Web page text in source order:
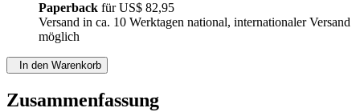
Paperback fürUS$ 82,95
Versand in ca. 10 Werktagen national, internationaler Versand
möglich
In den Warenkorb
Zusammenfassung